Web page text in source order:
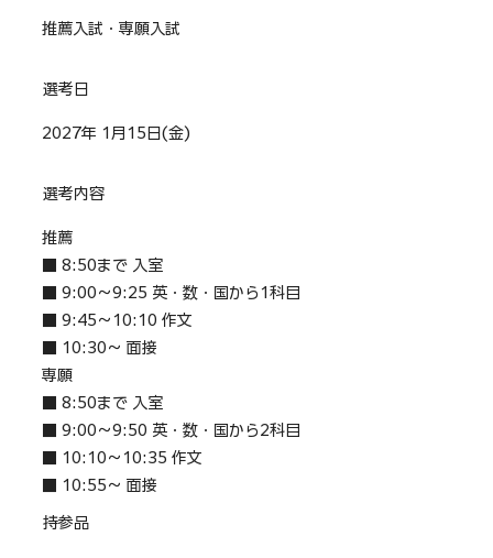
推薦入試・専願入試
選考日
2027年 1月15日(金)
選考内容
推薦
■ 8:50まで 入室
■ 9:00～9:25 英・数・国から1科目
■ 9:45～10:10 作文
■ 10:30～ 面接
専願
■ 8:50まで 入室
■ 9:00～9:50 英・数・国から2科目
■ 10:10～10:35 作文
■ 10:55～ 面接
持参品